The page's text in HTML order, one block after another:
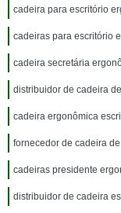
cadeira para escritório
cadeiras para escritório
cadeira secretária
distribuidor de cadeira
cadeira ergonômica
fornecedor de cadeira
cadeiras presidente
distribuidor de cadeira